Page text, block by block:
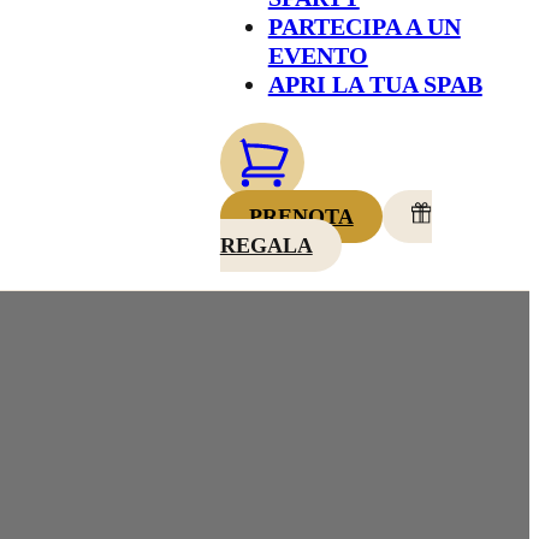
PARTECIPA A UN
EVENTO
APRI LA TUA SPAB
PRENOTA
REGALA